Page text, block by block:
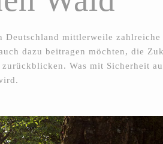
Deutschland mittlerweile
dazu beitragen möchten, die
Was mit Sicherheit